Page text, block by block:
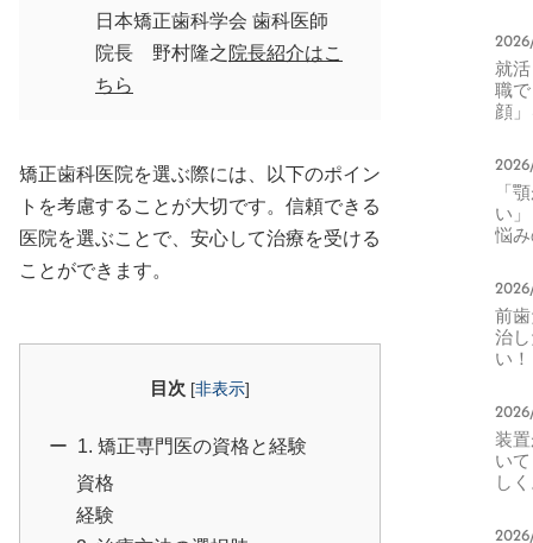
日本矯正歯科学会 歯科医師
院長 野村隆之 院長紹介はこ
ちら
矯正歯科医院を選ぶ際には、以下のポイン
トを考慮することが大切です。信頼できる
医院を選ぶことで、安心して治療を受ける
ことができます。
目次 [非表示]
1. 矯正専門医の資格と経験
資格
経験
正
生
化
エ
就
職
顔
る
印
右
元
方
「
い
悩
に
ト
ラ
変化
前
治
い
で
き
ス
な
ス
装
い
し
ラ